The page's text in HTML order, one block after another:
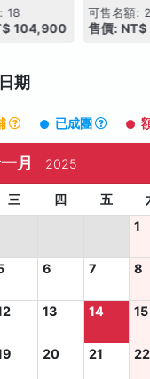
18
104,900
可售名額:
售價:
期
已成團
月 2025
三 四 五
1
6 7 8
13 14 15
20 21 22